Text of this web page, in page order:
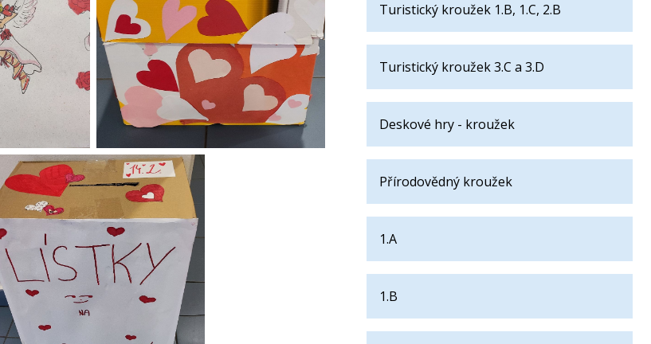
Turistický kroužek 1.B, 1.C, 2.B
Turistický kroužek 3.C a 3.D
Deskové hry - kroužek
Přírodovědný kroužek
1.A
1.B